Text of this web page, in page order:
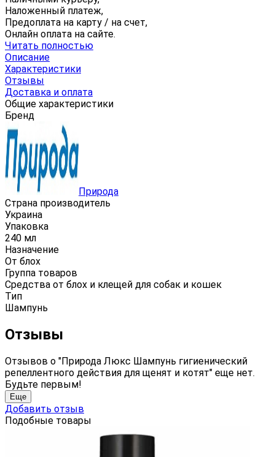
Наложенный платеж,
Предоплата на карту / на счет,
Онлайн оплата на сайте.
Читать полностью
Описание
Характеристики
Отзывы
Доставка и оплата
Общие характеристики
Бренд
Природа
Страна производитель
Украина
Упаковка
240 мл
Назначение
От блох
Группа товаров
Средства от блох и клещей для собак и кошек
Тип
Шампунь
Отзывы
Отзывов о "Природа Люкс Шампунь гигиенический
репеллентного действия для щенят и котят" еще нет.
Будьте первым!
Еще
Добавить отзыв
Подобные товары